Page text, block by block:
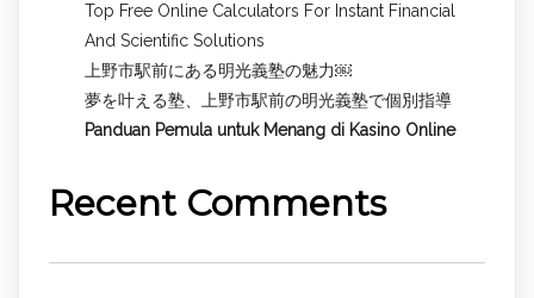
Top Free Online Calculators For Instant Financial
And Scientific Solutions
上野市駅前にある明光義塾の魅力￼
夢を叶える塾、上野市駅前の明光義塾で個別指導
Panduan Pemula untuk Menang di Kasino Online
Recent Comments